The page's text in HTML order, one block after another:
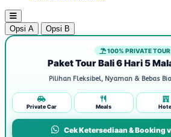
Opsi A Opsi B
100% PRIVATE TOUR
Paket Tour Bali 6 Hari 5
Pilihan Fleksibel, Nyaman & Bebas
Private Car Meals
Cek Ketersediaan & Booking